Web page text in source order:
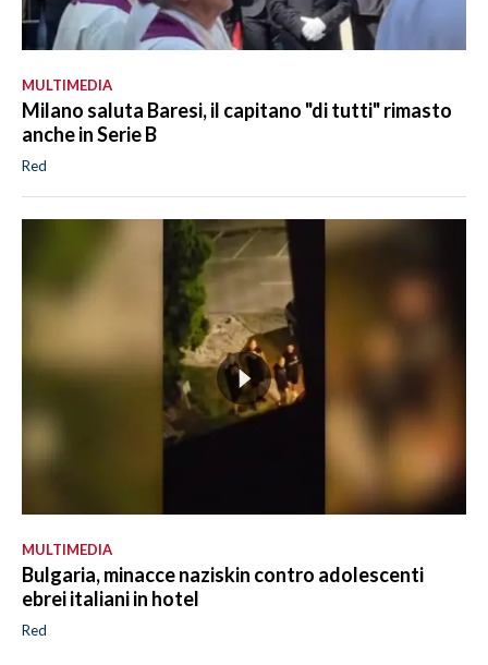
MULTIMEDIA
Milano saluta Baresi, il capitano "di tutti" rimasto
anche in Serie B
Red
MULTIMEDIA
Bulgaria, minacce naziskin contro adolescenti
ebrei italiani in hotel
Red